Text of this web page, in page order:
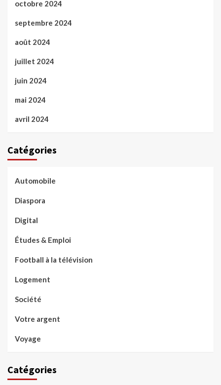
octobre 2024
septembre 2024
août 2024
juillet 2024
juin 2024
mai 2024
avril 2024
Catégories
Automobile
Diaspora
Digital
Études & Emploi
Football à la télévision
Logement
Société
Votre argent
Voyage
Catégories